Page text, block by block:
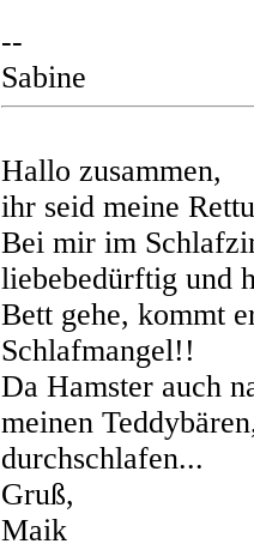
--
Sabine
Hallo zusammen,
ihr seid meine
Bei mir im
liebebedürftig und
Bett gehe, kommt
Schlafmangel!!
Da Hamster auch
meinen
durchschlafen...
Gruß,
Maik